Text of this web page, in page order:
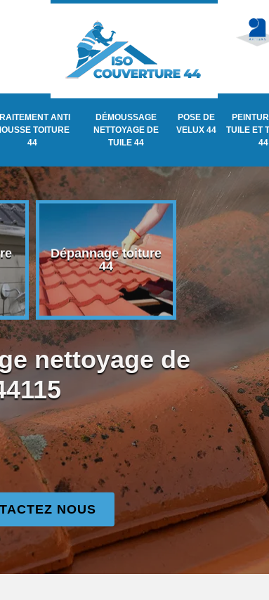
ANTI
TOITURE
44
DÉMOUSSAGE
NETTOYAGE DE
TUILE 44
POSE DE
VELUX 44
TUILE ET
44
Dépannage toiture
44
Recherche
nettoyage de
NOUS